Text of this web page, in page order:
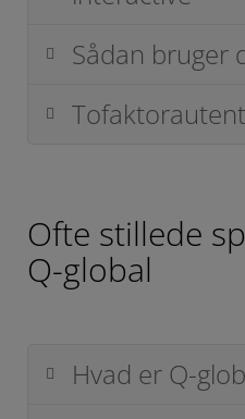
Sådan bruger
Ofte stillede
Q-global
Hvad er Q-